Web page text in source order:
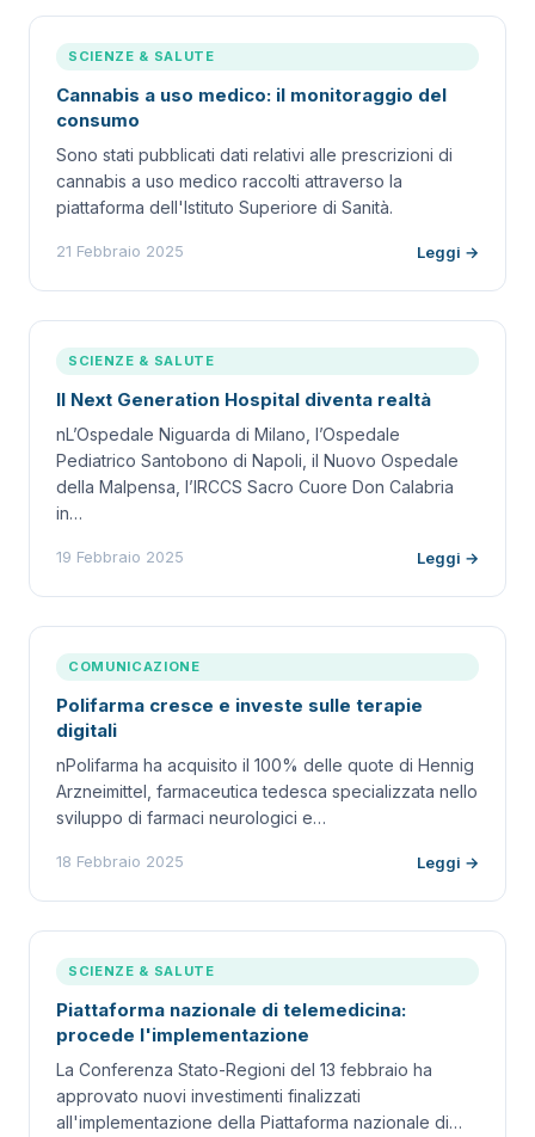
SCIENZE & SALUTE
Cannabis a uso medico: il monitoraggio del
consumo
Sono stati pubblicati dati relativi alle prescrizioni di
cannabis a uso medico raccolti attraverso la
piattaforma dell'Istituto Superiore di Sanità.
21 Febbraio 2025 Leggi →
SCIENZE & SALUTE
Il Next Generation Hospital diventa realtà
nL’Ospedale Niguarda di Milano, l’Ospedale
Pediatrico Santobono di Napoli, il Nuovo Ospedale
della Malpensa, l’IRCCS Sacro Cuore Don Calabria
in…
19 Febbraio 2025 Leggi →
COMUNICAZIONE
Polifarma cresce e investe sulle terapie
digitali
nPolifarma ha acquisito il 100% delle quote di Hennig
Arzneimittel, farmaceutica tedesca specializzata nello
sviluppo di farmaci neurologici e…
18 Febbraio 2025 Leggi →
SCIENZE & SALUTE
Piattaforma nazionale di telemedicina:
procede l'implementazione
La Conferenza Stato-Regioni del 13 febbraio ha
approvato nuovi investimenti finalizzati
all'implementazione della Piattaforma nazionale di…